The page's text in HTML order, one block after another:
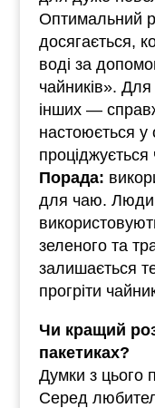
Оптимальний
досягається,
воді за
чайників».
інших —
настоюється у
Порада:
для чаю. Люди
зеленого та
залишається
прогріти
Чи кращий
пакетиках?
Думки з цього
Серед